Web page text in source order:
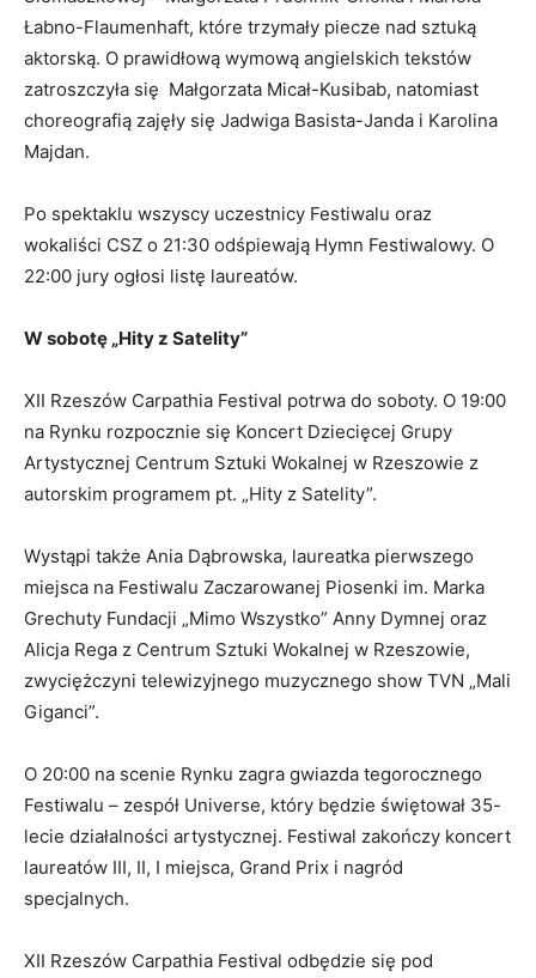
Łabno-Flaumenhaft, które trzymały piecze nad sztuką
aktorską. O prawidłową wymową angielskich tekstów
zatroszczyła się Małgorzata Micał-Kusibab, natomiast
choreografią zajęły się Jadwiga Basista-Janda i Karolina
Majdan.
Po spektaklu wszyscy uczestnicy Festiwalu oraz
wokaliści CSZ o 21:30 odśpiewają Hymn Festiwalowy. O
22:00 jury ogłosi listę laureatów.
W sobotę „Hity z Satelity”
XII Rzeszów Carpathia Festival potrwa do soboty. O 19:00
na Rynku rozpocznie się Koncert Dziecięcej Grupy
Artystycznej Centrum Sztuki Wokalnej w Rzeszowie z
autorskim programem pt. „Hity z Satelity”.
Wystąpi także Ania Dąbrowska, laureatka pierwszego
miejsca na Festiwalu Zaczarowanej Piosenki im. Marka
Grechuty Fundacji „Mimo Wszystko” Anny Dymnej oraz
Alicja Rega z Centrum Sztuki Wokalnej w Rzeszowie,
zwyciężczyni telewizyjnego muzycznego show TVN „Mali
Giganci”.
O 20:00 na scenie Rynku zagra gwiazda tegorocznego
Festiwalu – zespół Universe, który będzie świętował 35-
lecie działalności artystycznej. Festiwal zakończy koncert
laureatów III, II, I miejsca, Grand Prix i nagród
specjalnych.
XII Rzeszów Carpathia Festival odbędzie się pod